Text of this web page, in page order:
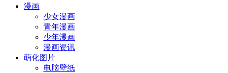
漫画
少女漫画
青年漫画
少年漫画
漫画资讯
萌化图片
电脑壁纸